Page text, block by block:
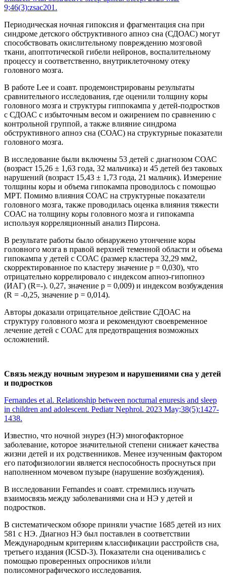
9;46(3):zsac201.
Периодическая ночная гипоксия и фрагментация сна при
синдроме детского обструктивного апноэ сна (СДОАС) могут
способствовать окислительному повреждению мозговой
ткани, апоптотической гибели нейронов, воспалительному
процессу и соответственно, внутриклеточному отеку
головного мозга.
В работе Lee и соавт. продемонстрированы результаты
сравнительного исследования, где оценили толщину коры
головного мозга и структуры гиппокампа у детей-подростков
с СДОАС с избыточным весом и ожирением по сравнению с
контрольной группой, а также влияние синдрома
обструктивного апноэ сна (СОАС) на структурные показатели
головного мозга.
В исследование были включены 53 детей с диагнозом СОАС
(возраст 15,26 ± 1,63 года, 32 мальчика) и 45 детей без таковых
нарушений (возраст 15,43 ± 1,73 года, 21 мальчик). Измерение
толщины коры и объема гипокампа проводилось с помощью
МРТ. Помимо влияния СОАС на структурные показатели
головного мозга, также проводилась оценка влияния тяжести
СОАС на толщину коры головного мозга и гипокампа
используя корреляционный анализ Пирсона.
В результате работы было обнаружено утончение коры
головного мозга в правой верхней теменной области и объема
гипокампа у детей с СОАС (размер кластера 32,29 мм2,
скорректированное по кластеру значение p = 0,030), что
отрицательно коррелировало с индексом апноэ-гипопноэ
(ИАГ) (R=-). 0,27, значение p = 0,009) и индексом возбуждения
(R = -0,25, значение p = 0,014).
Авторы доказали отрицательное действие СДОАС на
структуру головного мозга и рекомендуют своевременное
лечение детей с СОАС для предотвращения возможных
осложнений.
Связь между ночным энурезом и нарушениями сна у детей
и подростков
Fernandes et al. Relationship between nocturnal enuresis and sleep
in children and adolescent. Pediatr Nephrol. 2023 May;38(5):1427-
1438.
Известно, что ночной энурез (НЭ) многофакторное
заболевание, которое значительной степени снижает качества
жизни детей и их родственников. Менее изученным фактором
его патофизиологии является неспособность проснуться при
наполненном мочевом пузыре (нарушение возбуждения).
В исследовании Fernandes и соавт. стремились изучать
взаимосвязь между заболеваниями сна и НЭ у детей и
подростков.
В систематическом обзоре приняли участие 1685 детей из них
581 с НЭ. Диагноз НЭ был поставлен в соответствии
Международным критериям классификации расстройств сна,
третьего издания (ICSD-3). Показатели сна оценивались с
помощью проверенных опросников и/или
полисомнографического исследования.